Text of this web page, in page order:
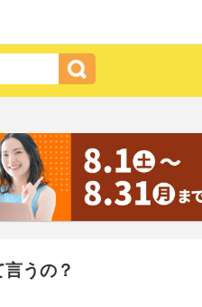
うの？